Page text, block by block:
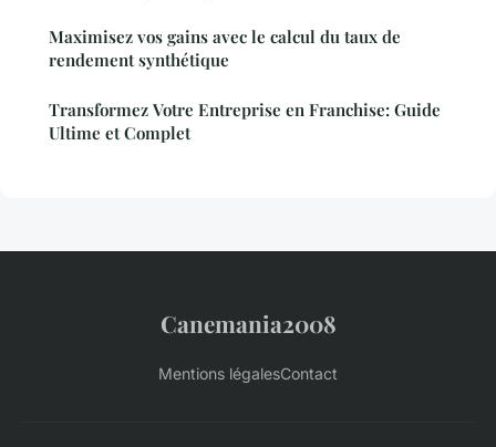
Maximisez vos gains avec le calcul du taux de
rendement synthétique
Transformez Votre Entreprise en Franchise: Guide
Ultime et Complet
Canemania2008
Mentions légalesContact